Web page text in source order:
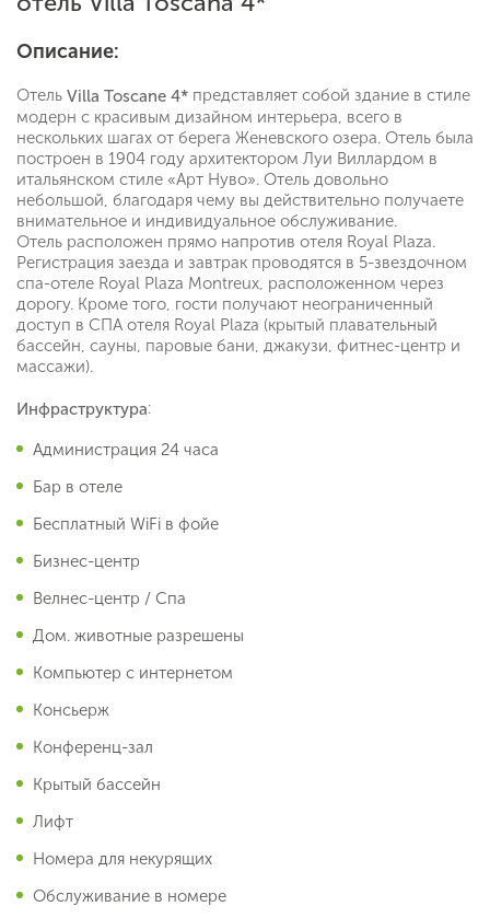
Описание:
Отель Villa Toscane 4* представляет собой здание в стиле
модерн с красивым дизайном интерьера, всего в
нескольких шагах от берега Женевского озера. Отель была
построен в 1904 году архитектором Луи Виллардом в
итальянском стиле «Арт Нуво». Отель довольно
небольшой, благодаря чему вы действительно получаете
внимательное и индивидуальное обслуживание.
Отель расположен прямо напротив отеля Royal Plaza.
Регистрация заезда и завтрак проводятся в 5-звездочном
спа-отеле Royal Plaza Montreux, расположенном через
дорогу. Кроме того, гости получают неограниченный
доступ в СПА отеля Royal Plaza (крытый плавательный
бассейн, сауны, паровые бани, джакузи, фитнес-центр и
массажи).
Инфраструктура:
Администрация 24 часа
Бар в отеле
Бесплатный WiFi в фойе
Бизнес-центр
Велнес-центр / Спа
Дом. животные разрешены
Компьютер с интернетом
Консьерж
Конференц-зал
Крытый бассейн
Лифт
Номера для некурящих
Обслуживание в номере